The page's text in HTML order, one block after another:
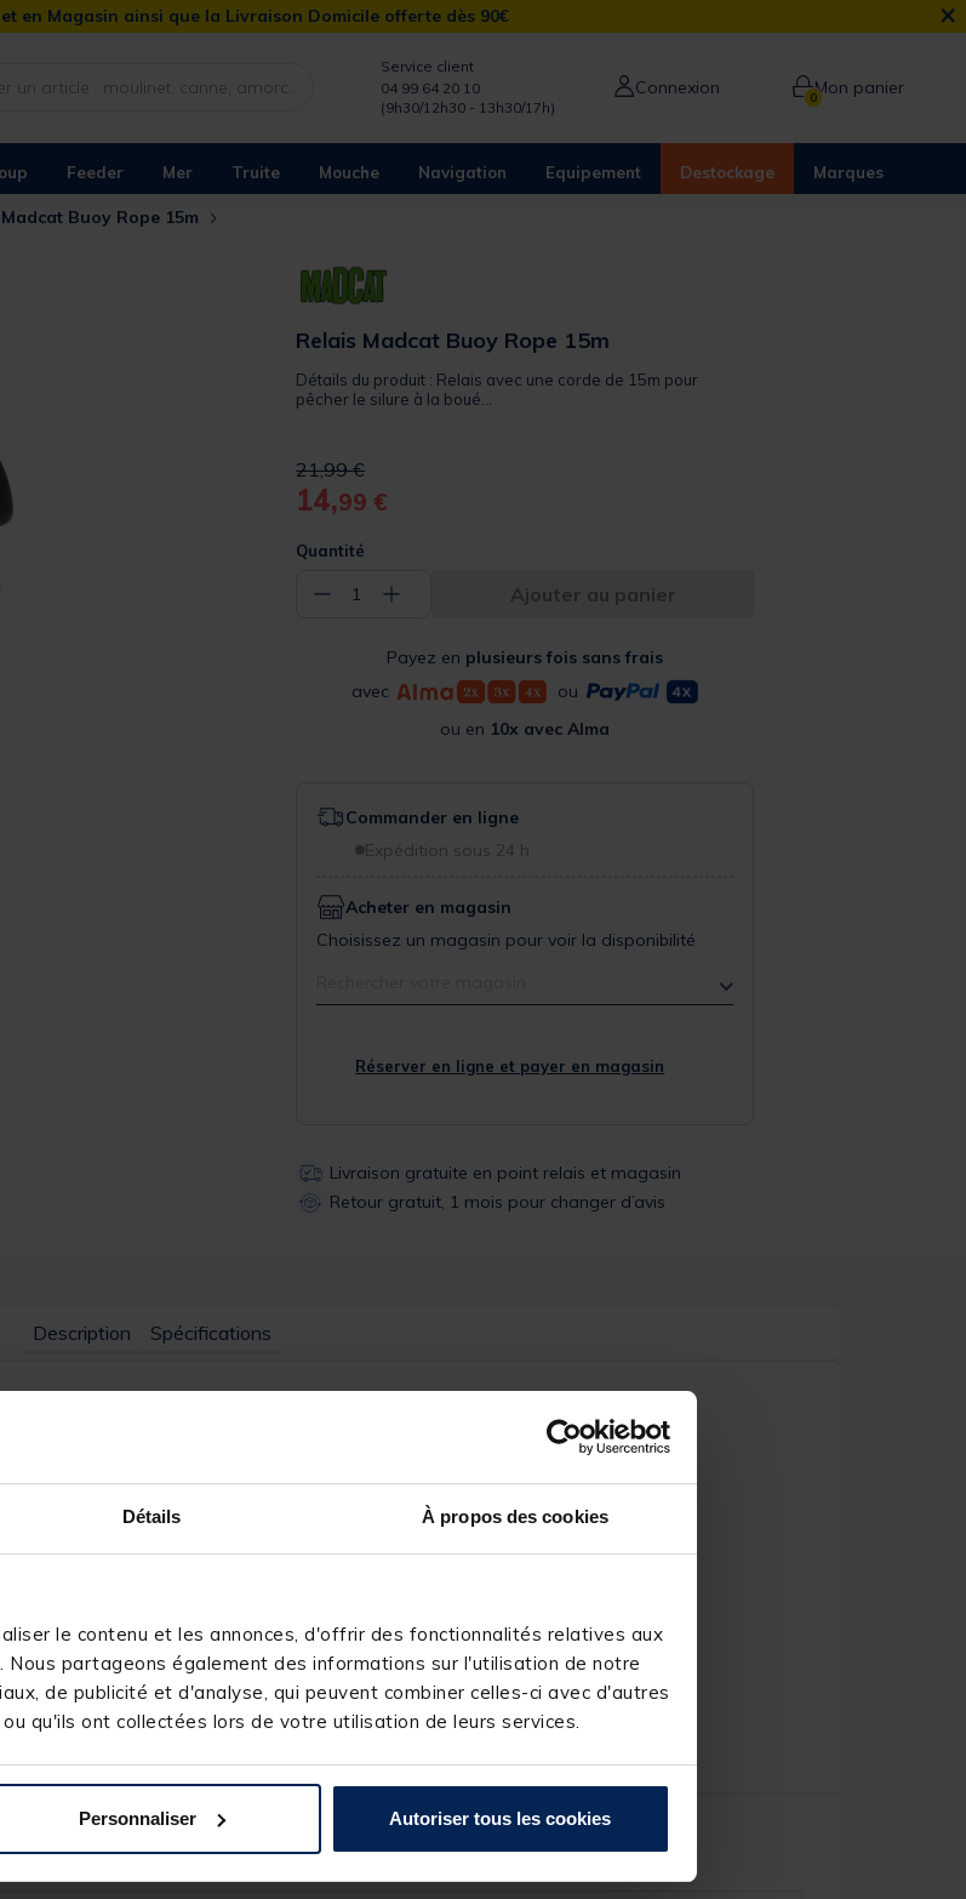
Détails À propos des cookies
le contenu et les annonces, d'offrir des fonctionnalités relatives aux
partageons également des informations sur l'utilisation de notre
de publicité et d'analyse, qui peuvent combiner celles-ci avec d'autres
qu'ils ont collectées lors de votre utilisation de leurs services.
Personnaliser Autoriser tous les cookies
en Magasin ainsi que la Livraison Domicile offerte dès 90€ ×
Service client
04 99 64 20 10
(9h30/12h30 - 13h30/17h)
Connexion 0Mon panier
Feeder Mer Truite Mouche Navigation Equipement Destockage Marques
Buoy Rope 15m
Relais Madcat Buoy Rope 15m
Détails du produit : Relais avec une corde de 15m pour
pêcher le silure à la boué...
Price reduced from
21,99 €to
14,99 €
Quantité
− 1 + Ajouter au panier
Payez en plusieurs fois sans frais
avec
ou
ou en 10x avec Alma
Commander en ligne
Expédition sous 24 h
Acheter en magasin
Choisissez un magasin pour voir la disponibilité
Réserver en ligne et payer en magasin
Livraison gratuite en point relais et magasin
Retour gratuit, 1 mois pour changer d’avis
Description Spécifications
et déposez le poids à l'endroit désiré.
ce que votre lest touche le fond.
fois autour de l'oeillet.
stockage optimal de la corde.